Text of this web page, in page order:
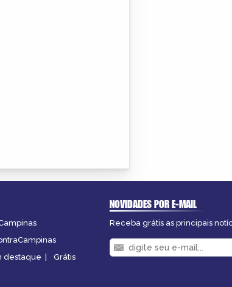
destaque | Grátis
NOVIDADES POR E-MAIL
Receba grátis as principais